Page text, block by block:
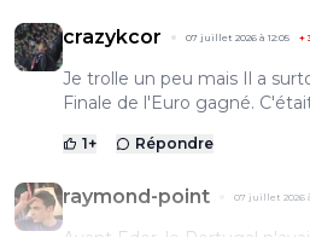
crazykcor 07 juillet 2026 à 12:05 +
Je trolle un peu mais Il a
Finale de l'Euro gagné.
1+ Répondre
raymond-point 07 juillet 2026